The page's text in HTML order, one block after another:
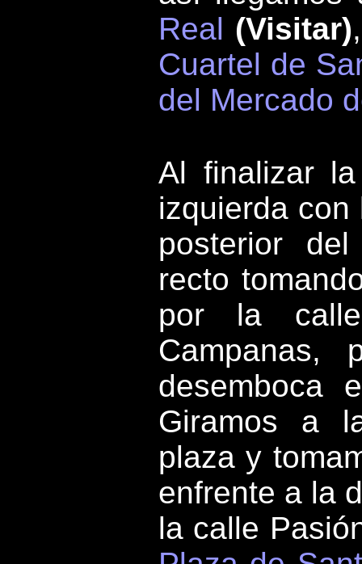
Real (Visitar)
Cuartel de
del Mercado
Al finalizar
izquierda
posterior
recto
por la
Campanas,
desemboca
Giramos a
plaza y
enfrente a la
la calle